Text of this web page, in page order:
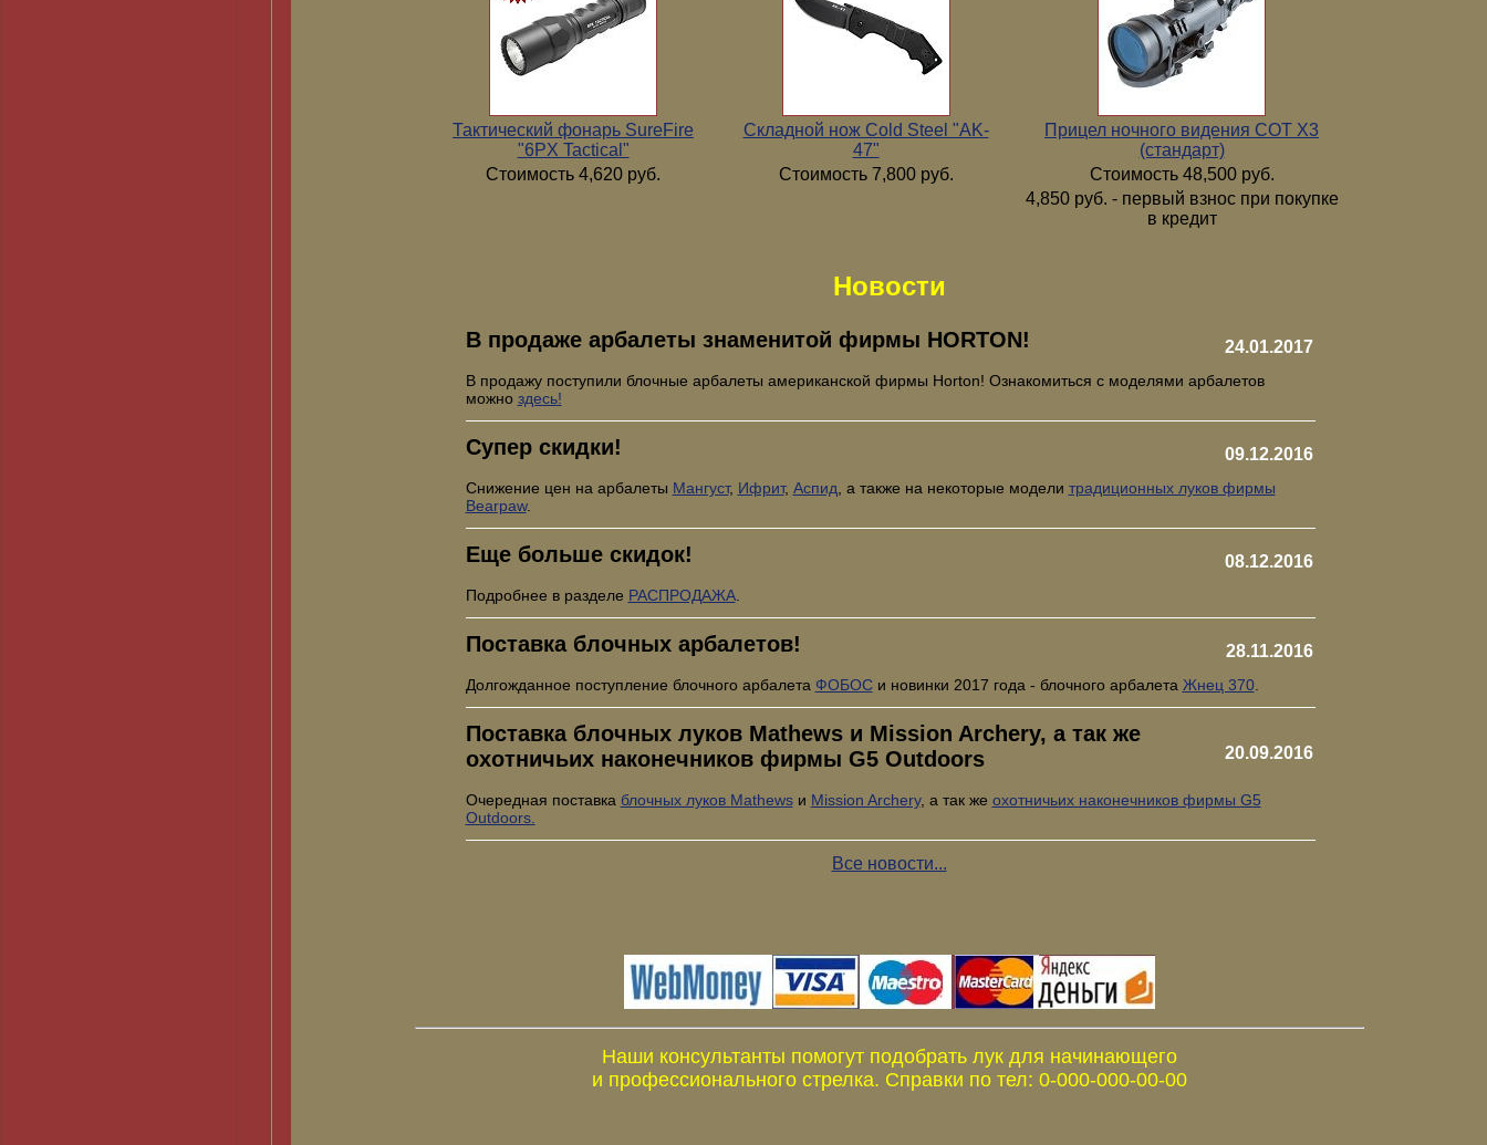
Тактический фонарь SureFire
"6PX Tactical"
Стоимость 4,620 руб.
Складной нож Cold Steel "AK-
47"
Стоимость 7,800 руб.
Прицел ночного видения COT X3
(стандарт)
Стоимость 48,500 руб.
4,850 руб. - первый взнос при покупке
в кредит
Новости
В продаже арбалеты знаменитой фирмы HORTON! 24.01.2017
В продажу поступили блочные арбалеты американской фирмы Horton! Ознакомиться с моделями арбалетов
можно здесь!
Супер скидки! 09.12.2016
Снижение цен на арбалеты Мангуст, Ифрит, Аспид , а также на некоторые модели традиционных луков фирмы
Bearpaw.
Еще больше скидок! 08.12.2016
Подробнее в разделе РАСПРОДАЖА.
Поставка блочных арбалетов! 28.11.2016
Долгожданное поступление блочного арбалета ФОБОСи новинки 2017 года - блочного арбалета Жнец 370.
Поставка блочных луков Mathews и Mission Archery, а так же
охотничьих наконечников фирмы G5 Outdoors
20.09.2016
Очередная поставка блочных луков Mathewsи Mission Archery, а так же охотничьих наконечников фирмы G5
Outdoors.
Все новости...
Наши консультанты помогут подобрать лук для начинающего
и профессионального стрелка. Справки по тел: 0-000-000-00-00